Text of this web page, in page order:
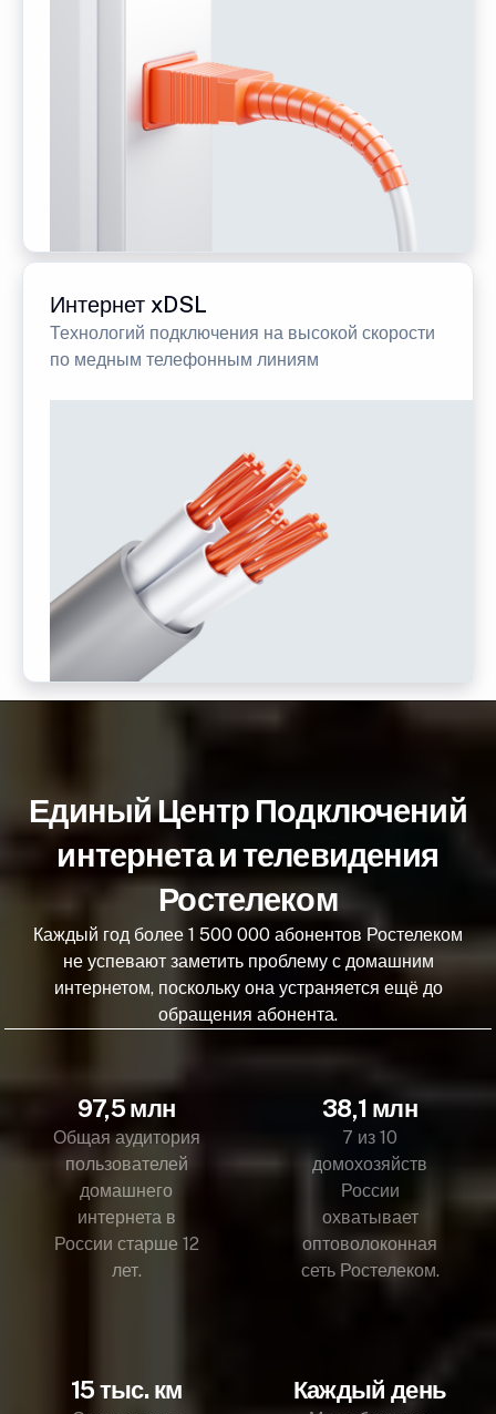
Интернет xDSL
Технологий подключения на высокой скорости
по медным телефонным линиям
Единый Центр Подключений
интернета и телевидения
Ростелеком
Каждый год более 1 500 000 абонентов Ростелеком
не успевают заметить проблему с домашним
интернетом, поскольку она устраняется ещё до
обращения абонента.
97,5 млн
Общая аудитория
пользователей
домашнего
интернета в
России старше 12
лет.
38,1 млн
7 из 10
домохозяйств
России
охватывает
оптоволоконная
сеть Ростелеком.
15 тыс. км Каждый день